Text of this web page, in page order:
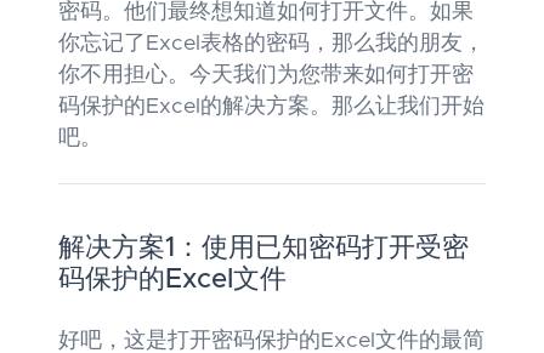
密码。他们最终想知道如何打开文件。如果
你忘记了Excel表格的密码，那么我的朋友，
你不用担心。今天我们为您带来如何打开密
码保护的Excel的解决方案。那么让我们开始
吧。
解决方案1：使用已知密码打开受密
码保护的Excel文件
好吧，这是打开密码保护的Excel文件的最简